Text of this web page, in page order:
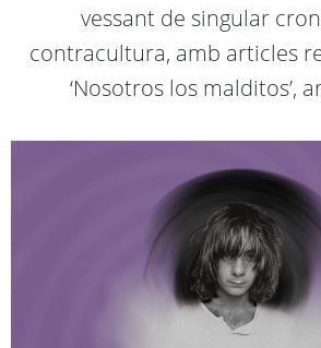
vessant de singular
contracultura, amb articles
‘Nosotros los malditos’,